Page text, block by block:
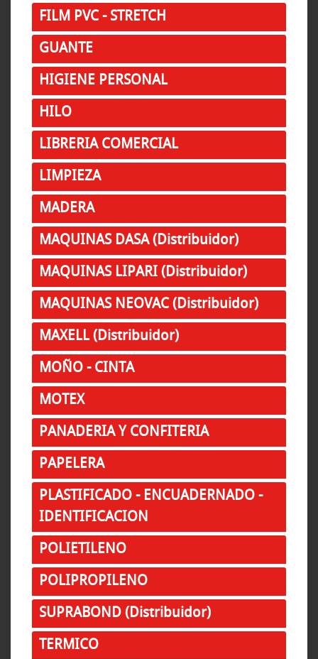
FILM PVC - STRETCH
GUANTE
HIGIENE PERSONAL
HILO
LIBRERIA COMERCIAL
LIMPIEZA
MADERA
MAQUINAS DASA (Distribuidor)
MAQUINAS LIPARI (Distribuidor)
MAQUINAS NEOVAC (Distribuidor)
MAXELL (Distribuidor)
MOÑO - CINTA
MOTEX
PANADERIA Y CONFITERIA
PAPELERA
PLASTIFICADO - ENCUADERNADO -
IDENTIFICACION
POLIETILENO
POLIPROPILENO
SUPRABOND (Distribuidor)
TERMICO